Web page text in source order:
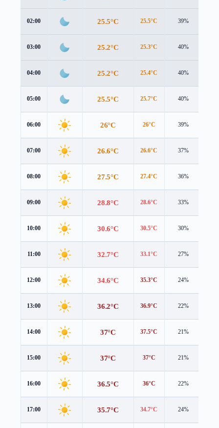
02:00 25.5°C 25.5°C 39%
03:00 25.2°C 25.3°C 40%
04:00 25.2°C 25.4°C 40%
05:00 25.5°C 25.7°C 40%
06:00 26°C 26°C 39%
07:00 26.6°C 26.6°C 37%
08:00 27.5°C 27.4°C 36%
09:00 28.8°C 28.6°C 33%
10:00 30.6°C 30.5°C 30%
11:00 32.7°C 33.1°C 27%
12:00 34.6°C 35.3°C 24%
13:00 36.2°C 36.9°C 22%
14:00 37°C 37.5°C 21%
15:00 37°C 37°C 21%
16:00 36.5°C 36°C 22%
17:00 35.7°C 34.7°C 24%